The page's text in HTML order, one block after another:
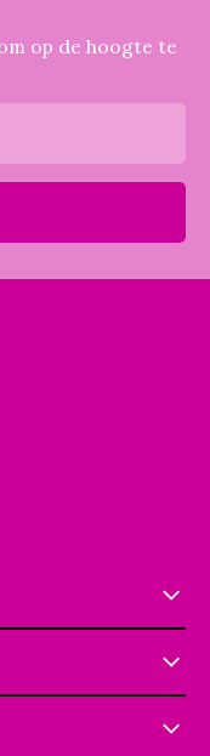
op de hoogte te